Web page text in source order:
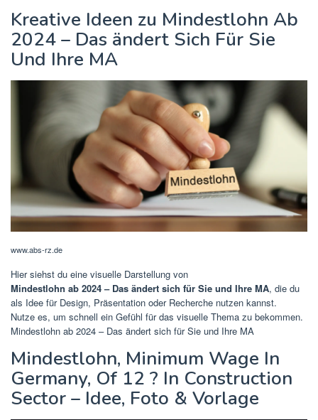
Kreative Ideen zu Mindestlohn Ab
2024 – Das ändert Sich Für Sie
Und Ihre MA
www.abs-rz.de
Hier siehst du eine visuelle Darstellung von
Mindestlohn ab 2024 – Das ändert sich für Sie und Ihre MA, die du
als Idee für Design, Präsentation oder Recherche nutzen kannst.
Nutze es, um schnell ein Gefühl für das visuelle Thema zu bekommen.
Mindestlohn ab 2024 – Das ändert sich für Sie und Ihre MA
Mindestlohn, Minimum Wage In
Germany, Of 12 ? In Construction
Sector – Idee, Foto & Vorlage